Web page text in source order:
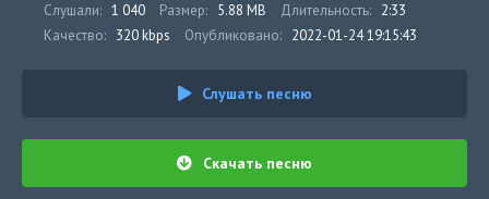
Слушали: 1 040 Размер: 5.88 MB Длительность: 2:33
Качество: 320 kbps Опубликовано: 2022-01-24 19:15:43
Слушать песню
Скачать песню